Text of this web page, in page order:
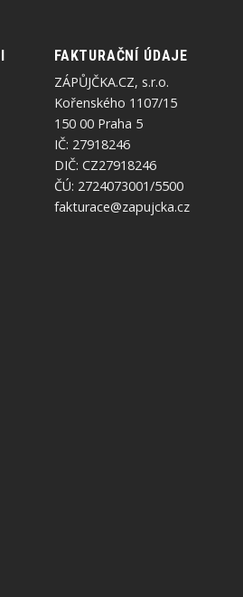
FAKTURAČNÍ ÚDAJE
ZÁPŮJČKA.CZ, s.r.o.
Kořenského 1107/15
150 00 Praha 5
IČ: 27918246
DIČ: CZ27918246
ČÚ: 2724073001/5500
fakturace@zapujcka.cz